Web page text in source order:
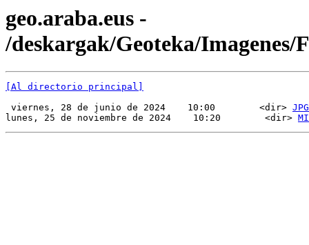
geo.araba.eus -
/deskargak/Geoteka/Imagenes/
[Al directorio principal]
viernes, 28 de junio de 2024    10:00        <dir> JPG
lunes, 25 de noviembre de 2024    10:20        <dir>